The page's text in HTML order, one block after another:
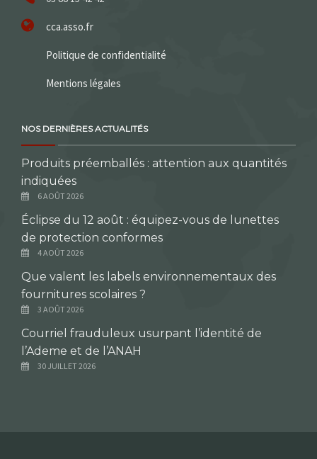
cca.asso.fr
Politique de confidentialité
Mentions légales
NOS DERNIÈRES ACTUALITÉS
Produits préemballés : attention aux quantités
indiquées
6 AOÛT 2026
Éclipse du 12 août : équipez-vous de lunettes
de protection conformes
4 AOÛT 2026
Que valent les labels environnementaux des
fournitures scolaires ?
3 AOÛT 2026
Courriel frauduleux usurpant l’identité de
l’Ademe et de l’ANAH
30 JUILLET 2026